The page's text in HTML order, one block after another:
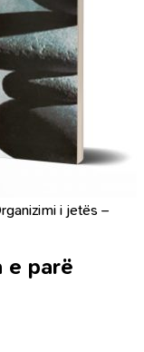
i jetës –
e parë